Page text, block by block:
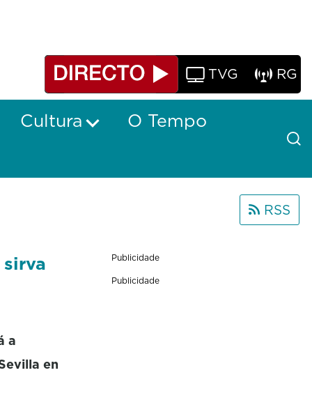
TVG RG
Cultura
O Tempo
RSS
a
en
Publicidade
Publicidade